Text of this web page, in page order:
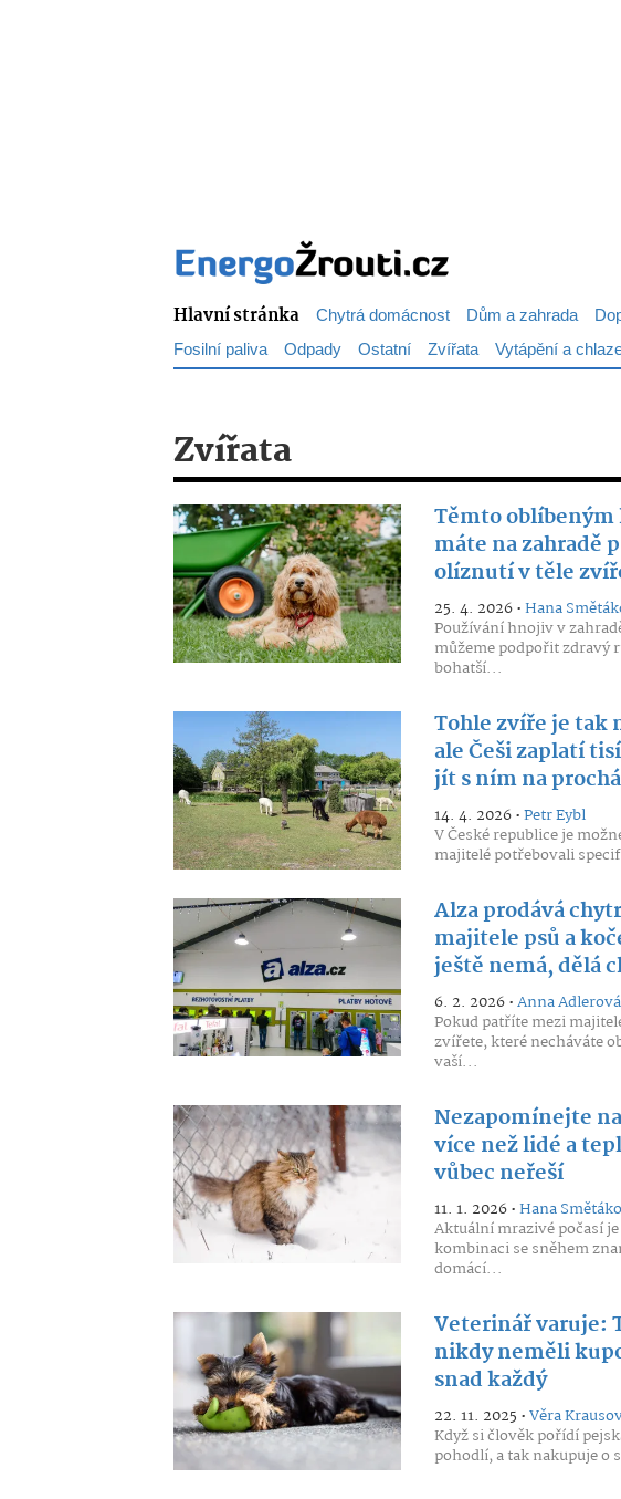
Hlavní stránka Chytrá domácnost Dům a zahrada
Fosilní paliva Odpady Ostatní Zvířata Vytápění a
Zvířata
Těmto
máte na zahradě
olíznutí v těle
25. 4. 2026 •Hana
Používání hnojiv v
můžeme podpořit
bohatší...
Tohle zvíře je tak
ale Češi zaplatí
jít s ním na
14. 4. 2026 •Petr Eybl
V České republice je
majitelé potřebovali
Alza prodává
majitele psů a
ještě nemá, dělá
6. 2. 2026 •Anna Adlerová
Pokud patříte mezi
zvířete, které necháváte
vaší...
Nezapomínejte
více než lidé a
vůbec neřeší
11. 1. 2026 •Hana
Aktuální mrazivé počasí
kombinaci se sněhem
domácí...
Veterinář varuje:
nikdy neměli
snad každý
22. 11. 2025 •Věra
Když si člověk pořídí
pohodlí, a tak nakupuje o